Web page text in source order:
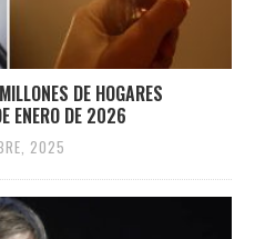
DE HOGARES
ENERO DE 2026
2025